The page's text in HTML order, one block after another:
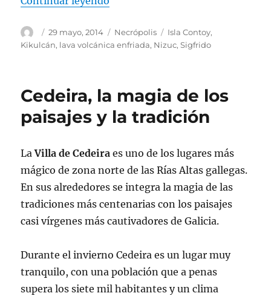
Autor
Publicado
el
29 mayo, 2014 Categorías
Necrópolis Etiquetas
Isla Contoy,
Kikulcán, lava volcánica enfriada, Nizuc,Sigfrido
Cedeira, la magia de los
paisajes y la tradición
LaVilla de Cedeira es uno de los lugares más
mágico de zona norte de las Rías Altas gallegas.
En sus alrededores se integra la magia de las
tradiciones más centenarias con los paisajes
casi vírgenes más cautivadores de Galicia.
Durante el invierno Cedeira es un lugar muy
tranquilo, con una población que a penas
supera los siete mil habitantes y un clima